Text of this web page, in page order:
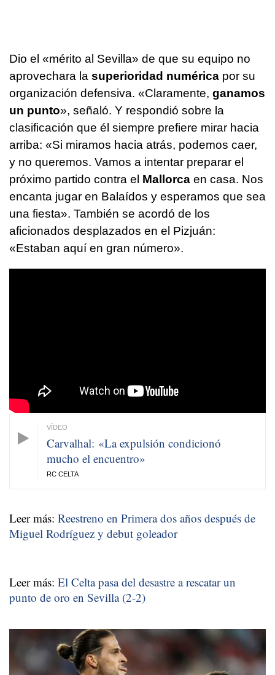
Dio el «mérito al Sevilla» de que su equipo no
aprovechara la superioridad numérica por su
organización defensiva. «Claramente, ganamos
un punto», señaló. Y respondió sobre la
clasificación que él siempre prefiere mirar hacia
arriba: «Si miramos hacia atrás, podemos caer,
y no queremos. Vamos a intentar preparar el
próximo partido contra el Mallorca en casa. Nos
encanta jugar en Balaídos y esperamos que sea
una fiesta». También se acordó de los
aficionados desplazados en el Pizjuán:
«Estaban aquí en gran número».
Carvalhal: «La expulsión condicionó
mucho el encuentro»
RC CELTA
Leer más: Reestreno en Primera dos años después de
Miguel Rodríguez y debut goleador
Leer más: El Celta pasa del desastre a rescatar un
punto de oro en Sevilla (2-2)